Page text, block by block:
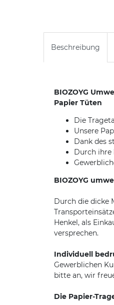
Beschreibung
BIOZOYG
Papier Tüten
Die
Unsere
Dank des
Durch ihre
BIOZOYG
Durch die dicke
Henkel, als
versprechen.
Individuell
Gewerblichen
bitte an, wir
Die Papier-